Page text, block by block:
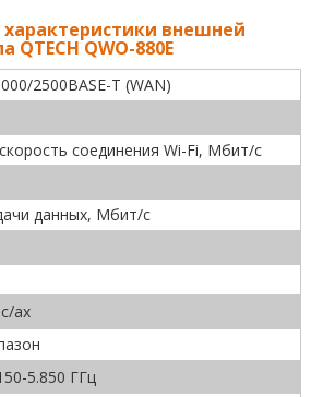
характеристики внешней
QTECH QWO-880E
2500BASE-T (WAN)
соединения Wi-Fi, Мбит/с
данных, Мбит/c
ax
5.850 ГГц